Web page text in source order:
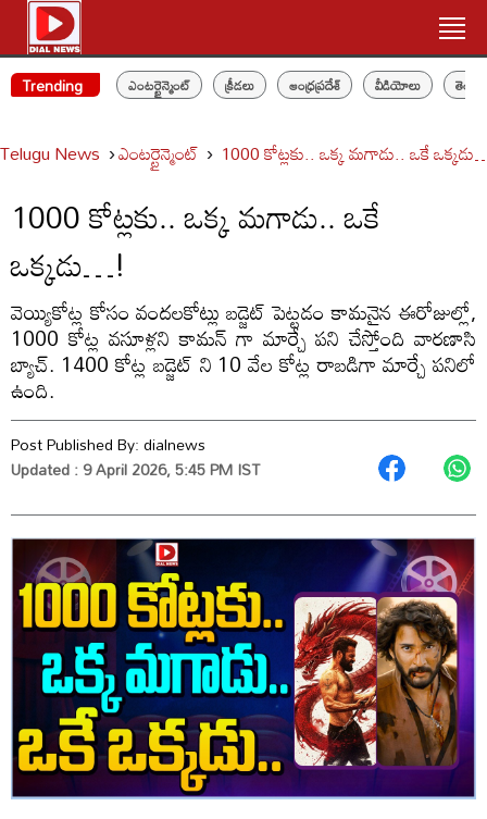
Trending ఎంటర్టైన్మెంట్ క్రీడలు ఆంధ్రప్రదేశ్ వీడియోలు
Telugu News ఎంటర్టైన్మెంట్ 1000 కోట్లకు.. ఒక్క మగాడు.. ఒకే
1000 కోట్లకు.. ఒక్క మగాడు.. ఒకే
ఒక్కడు…!
వెయ్యికోట్ల కోసం వందలకోట్లు బడ్జెట్ పెట్టడం కామనైన ఈరోజుల్లో,
1000 కోట్ల వసూళ్లని కామన్ గా మార్చే పని చేస్తోంది వారణాసి
బ్యాచ్. 1400 కోట్ల బడ్జెట్ ని 10 వేల కోట్ల రాబడిగా మార్చే పనిలో
ఉంది.
Post Published By:dialnews
Updated : 9 April 2026, 5:45 PM IST